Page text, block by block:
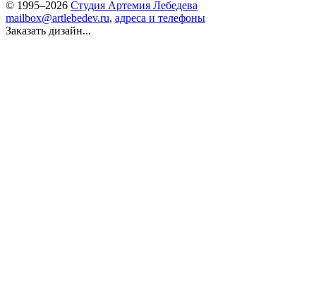
© 1995–2026 Студия Артемия Лебедева
mailbox@artlebedev.ru, адреса и телефоны
Заказать дизайн...